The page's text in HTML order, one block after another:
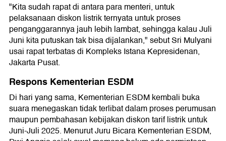
"Kita sudah rapat di antara para menteri, untuk
pelaksanaan diskon listrik ternyata untuk proses
penganggarannya jauh lebih lambat, sehingga kalau Juli
Juni kita putuskan tak bisa dijalankan," sebut Sri Mulyani
usai rapat terbatas di Kompleks Istana Kepresidenan,
Jakarta Pusat.
Respons Kementerian ESDM
Di hari yang sama, Kementerian ESDM kembali buka
suara menegaskan tidak terlibat dalam proses perumusan
maupun pembahasan kebijakan diskon tarif listrik untuk
Juni-Juli 2025. Menurut Juru Bicara Kementerian ESDM,